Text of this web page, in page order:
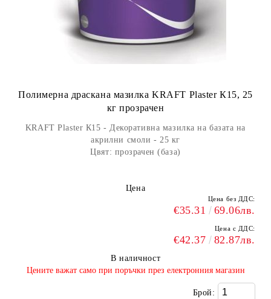
Полимерна драскана мазилка KRAFT Plaster К15, 25
кг прозрачен
KRAFT Plaster К15 - Декоративна мазилка на базата на
акрилни смоли - 25 кг
Цвят: прозрачен (база)
Цена
Цена без ДДС:
€35.31 69.06лв.
Цена с ДДС:
€42.37 82.87лв.
В наличност
​Цените важат само при поръчки през електронния магазин
Брой: